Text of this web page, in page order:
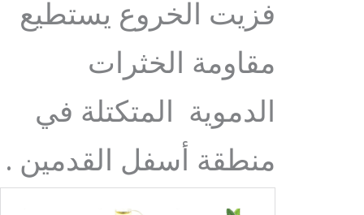
فزيت الخروع يستطيع
مقاومة الخثرات
الدموية المتكتلة في
منطقة أسفل القدمين .